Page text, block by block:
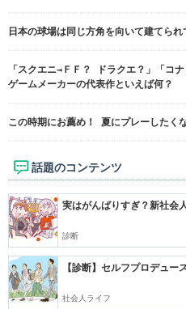
日本の球場は同じ方角を向いて建てら
「スクエニ→ＦＦ？ ドラクエ？」「コ
ゲームメーカーの代表作といえば何？
この時期にお薦め！ 夏にプレーしたく
話題のコンテンツ
実はがんばりすぎ？新社会
診断
【診断】セルフプロデュ
社会人ライフ